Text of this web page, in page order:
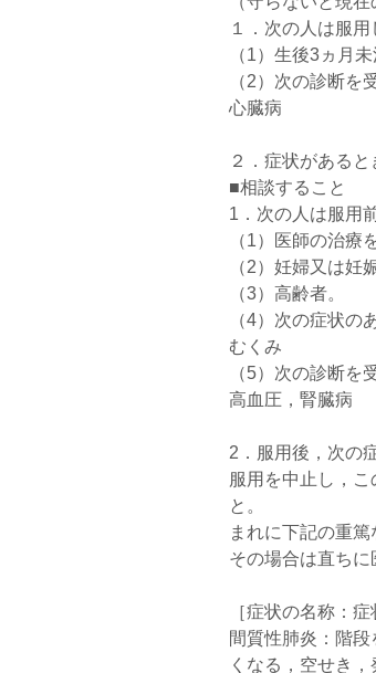
１．次の人は服用
（1）生後3ヵ月未
（2）次の診断を
心臓病
２．症状がある
■相談すること
1．次の人は服用
（1）医師の治療
（2）妊婦又は妊
（3）高齢者。
（4）次の症状の
むくみ
（5）次の診断を
高血圧，腎臓病
2．服用後，次の
服用を中止し，
と。
まれに下記の重篤
その場合は直ちに
［症状の名称：症
間質性肺炎：階
くなる，空せき